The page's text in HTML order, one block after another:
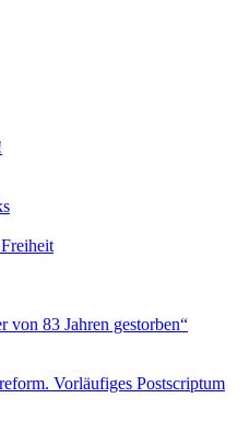
von 83 Jahren gestorben“
Vorläufiges Postscriptum